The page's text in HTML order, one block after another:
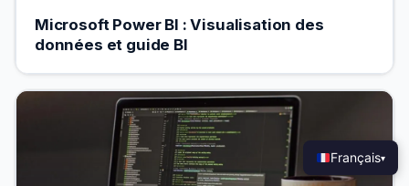
Microsoft Power BI : Visualisation des
données et guide BI
Français▾